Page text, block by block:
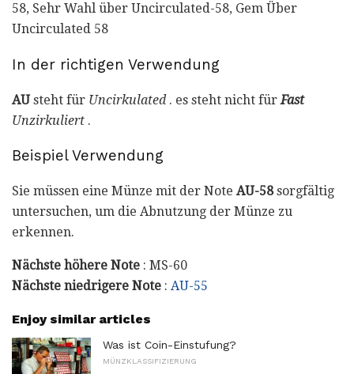
58, Sehr Wahl über Uncirculated-58, Gem Über
Uncirculated 58
In der richtigen Verwendung
AUsteht für Uncirkulated. es steht nicht für Fast
Unzirkuliert .
Beispiel Verwendung
Sie müssen eine Münze mit der Note AU-58sorgfältig
untersuchen, um die Abnutzung der Münze zu
erkennen.
Nächste höhere Note : MS-60
Nächste niedrigere Note : AU-55
Enjoy similar articles
Was ist Coin-Einstufung?
MÜNZKLASSIFIZIERUNG